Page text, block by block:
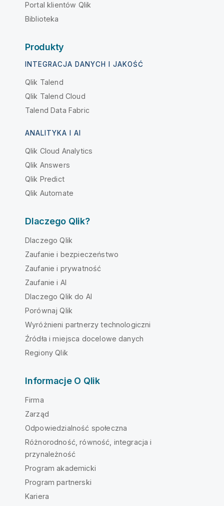
Portal klientów Qlik
Biblioteka
Produkty
INTEGRACJA DANYCH I JAKOŚĆ
Qlik Talend
Qlik Talend Cloud
Talend Data Fabric
ANALITYKA I AI
Qlik Cloud Analytics
Qlik Answers
Qlik Predict
Qlik Automate
Dlaczego Qlik?
Dlaczego Qlik
Zaufanie i bezpieczeństwo
Zaufanie i prywatność
Zaufanie i AI
Dlaczego Qlik do AI
Porównaj Qlik
Wyróżnieni partnerzy technologiczni
Źródła i miejsca docelowe danych
Regiony Qlik
Informacje O Qlik
Firma
Zarząd
Odpowiedzialność społeczna
Różnorodność, równość, integracja i
przynależność
Program akademicki
Program partnerski
Kariera